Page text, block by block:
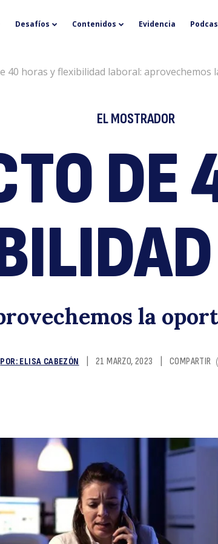
Desafíos Contenidos Evidencia
40 horas y flexibilidad laboral: aprovechemos
EL MOSTRADOR
DE
la
POR: ELISA CABEZÓN 21 MARZO, 2023 COMPARTIR